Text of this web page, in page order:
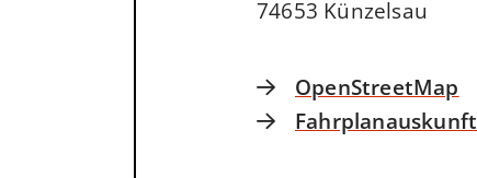
74653 Künzelsau
OpenStreetMap
Fahrplanauskunft